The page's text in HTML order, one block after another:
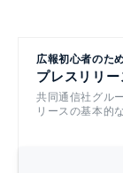
広報初心者のた
プレスリリ
共同通信社グル
リースの基本的